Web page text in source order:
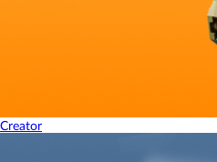
Creator